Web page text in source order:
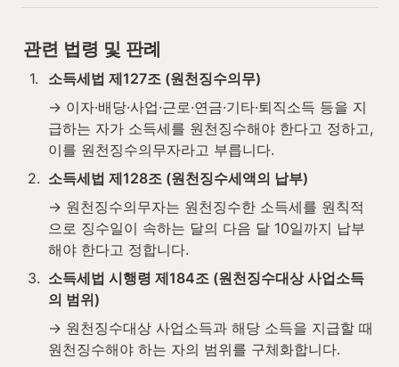
관련 법령 및 판례
1.
소득세법 제127조 (원천징수의무)
→ 이자·배당·사업·근로·연금·기타·퇴직소득 등을 지
급하는 자가 소득세를 원천징수해야 한다고 정하고,
이를 원천징수의무자라고 부릅니다.
2. 소득세법 제128조 (원천징수세액의 납부)
→ 원천징수의무자는 원천징수한 소득세를 원칙적
으로 징수일이 속하는 달의 다음 달 10일까지 납부
해야 한다고 정합니다.
3. 소득세법 시행령 제184조 (원천징수대상 사업소득
의 범위)
→ 원천징수대상 사업소득과 해당 소득을 지급할 때
원천징수해야 하는 자의 범위를 구체화합니다.